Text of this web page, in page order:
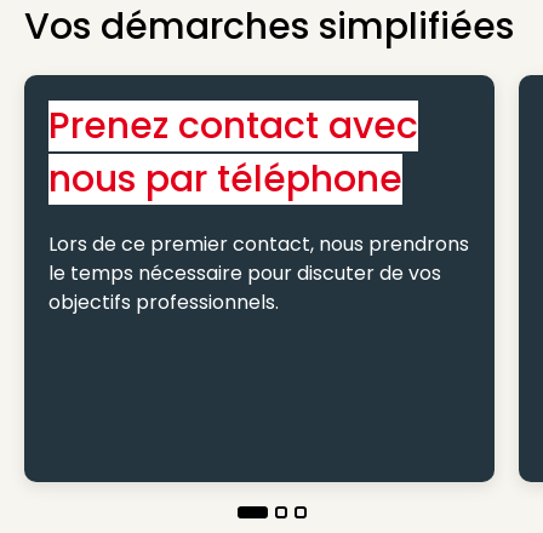
Vos démarches simplifiées
Prenez contact avec
nous par téléphone
Lors de ce premier contact, nous prendrons
le temps nécessaire pour discuter de vos
objectifs professionnels.